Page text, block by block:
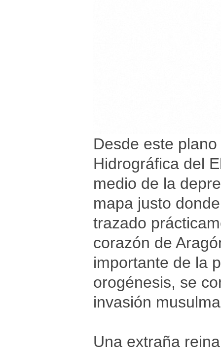
Desde este
Hidrográfica del
medio de la
mapa justo
trazado
corazón de
importante de la
orogénesis, se
invasión
Una extraña